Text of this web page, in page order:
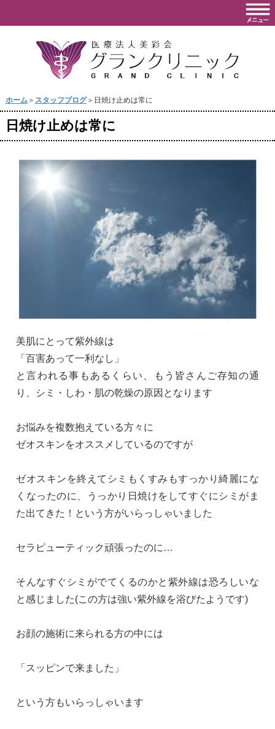
ホーム＞ スタッフブログ＞日焼け止めは常に
日焼け止めは常に
美肌にとって紫外線は
「百害あって一利なし」
と言われる事もあるくらい、もう皆さんご存知の通
り、シミ・しわ・肌の乾燥の原因となります
お悩みを複数抱えている方々に
ゼオスキンをオススメしているのですが
ゼオスキンを終えてシミもくすみもすっかり綺麗にな
くなったのに、うっかり日焼けをしてすぐにシミがま
た出てきた！という方がいらっしゃいました
セラピューティック頑張ったのに…
そんなすぐシミがでてくるのかと紫外線は恐ろしいな
と感じました(この方は強い紫外線を浴びたようです)
お顔の施術に来られる方の中には
「スッピンで来ました」
という方もいらっしゃいます